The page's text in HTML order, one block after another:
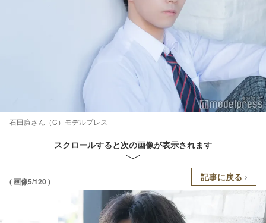
石田廉さん（C）モデルプレス
スクロールすると次の画像が表示されます
( 画像5/120 ) 記事に戻る